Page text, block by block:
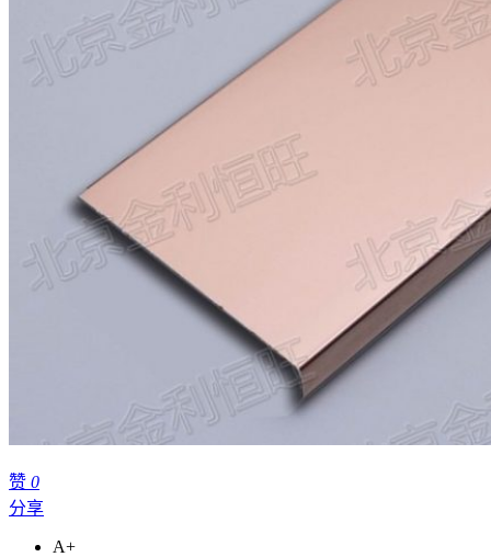
赞 0
分享
A+